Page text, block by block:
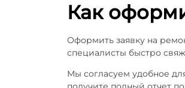
Как
Оформить заявку на
специалисты быстро
Мы согласуем удобное